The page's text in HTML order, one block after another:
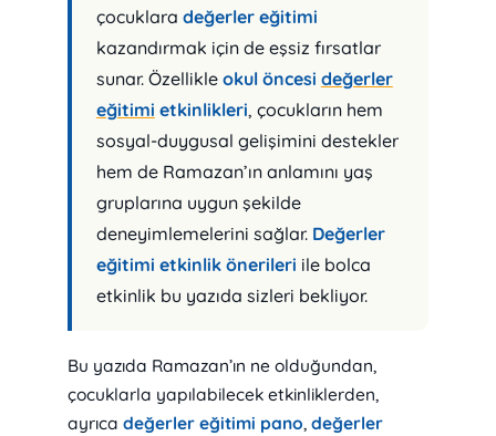
çocuklara değerler eğitimi
kazandırmak için de eşsiz fırsatlar
sunar. Özellikle okul öncesi değerler
eğitimi etkinlikleri, çocukların hem
sosyal-duygusal gelişimini destekler
hem de Ramazan’ın anlamını yaş
gruplarına uygun şekilde
deneyimlemelerini sağlar. Değerler
eğitimi etkinlik önerileri ile bolca
etkinlik bu yazıda sizleri bekliyor.
Bu yazıda Ramazan’ın ne olduğundan,
çocuklarla yapılabilecek etkinliklerden,
ayrıca değerler eğitimi pano, değerler